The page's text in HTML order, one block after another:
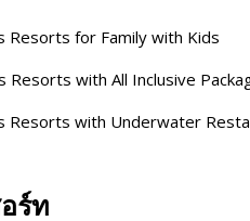
Resorts for Family with Kids
Resorts with All Inclusive
Resorts with Underwater
ร์ท